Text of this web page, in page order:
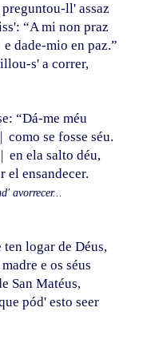
preguntou-ll' assaz
“A mi non praz
e dade-mio en paz.”
s' a correr,
“Dá-me méu
| como se fosse séu.
| en ela salto déu,
el ensandecer.
avorrecer...
ten logar de Déus,
madre e os séus
San Matéus,
pód' esto seer